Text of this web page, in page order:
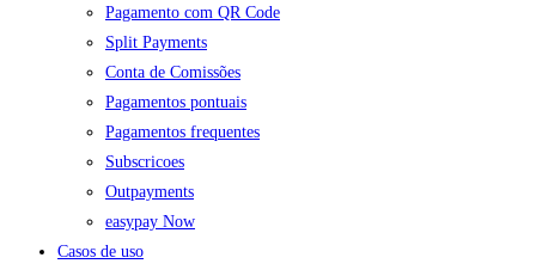
Pagamento com QR Code
Split Payments
Conta de Comissões
Pagamentos pontuais
Pagamentos frequentes
Subscricoes
Outpayments
easypay Now
Casos de uso